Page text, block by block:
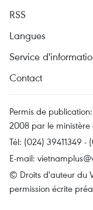
RSS
Langues
Service
Contact
Permis de
2008 par le
Tél: (024) 39411349 -
E-mail:
© Droits d'auteur du
permission écrite